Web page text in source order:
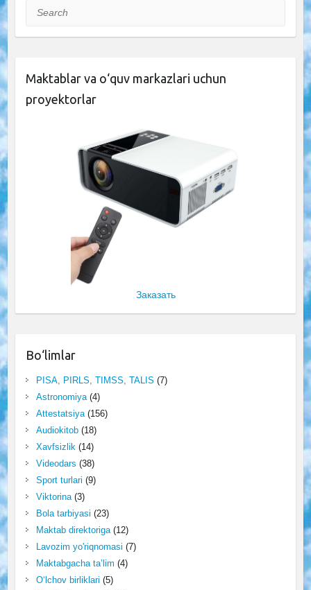
Search
Maktablar va o‘quv markazlari uchun
proyektorlar
Заказать
Bo‘limlar
PISA, PIRLS, TIMSS, TALIS (7)
Astronomiya(4)
Attestatsiya(156)
Audiokitob(18)
Xavfsizlik (14)
Videodars (38)
Sport turlari (9)
Viktorina(3)
Bola tarbiyasi (23)
Maktab direktoriga(12)
Lavozim yo'riqnomasi (7)
Maktabgacha ta’lim (4)
O‘lchov birliklari (5)